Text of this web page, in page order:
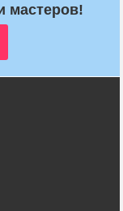
мастеров!